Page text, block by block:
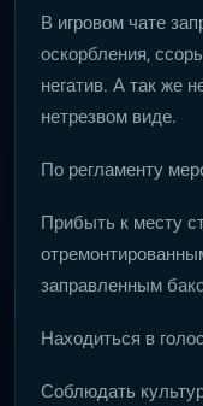
В игровом чате
оскорбления,
негатив. А так же
нетрезвом виде.
По регламенту
Прибыть к месту
заправленным
Находиться в
Соблюдать